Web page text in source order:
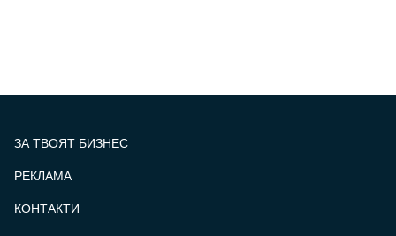
ЗА ТВОЯТ БИЗНЕС
РЕКЛАМА
КОНТАКТИ